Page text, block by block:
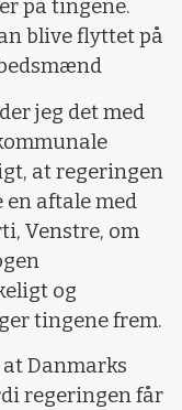
på tingene.
blive flyttet på
jeg det med
at regeringen
en aftale med
Venstre, om
og
tingene frem.
Danmarks
regeringen får